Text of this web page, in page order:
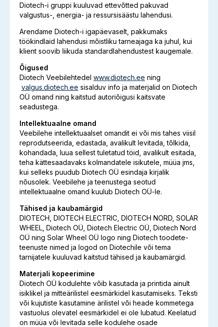
Diotech-i gruppi kuuluvad ettevõtted pakuvad
valgustus-, energia- ja ressursisäästu lahendusi.
Arendame Diotech-i igapäevaselt, pakkumaks
töökindlaid lahendusi mõistliku tarneajaga ka juhul, kui
klient soovib liikuda standardlahendustest kaugemale.
Õigused
Diotech Veebilehtedel www.diotech.ee ning
valgus.diotech.ee sisalduv info ja materjalid on Diotech
OÜ omand ning kaitstud autoriõigusi kaitsvate
seadustega.
Intellektuaalne omand
Veebilehe intellektuaalset omandit ei või mis tahes viisil
reprodutseerida, edastada, avalikult levitada, tõlkida,
kohandada, luua sellest tuletatud töid, avalikult esitada,
teha kättesaadavaks kolmandatele isikutele, müüa jms,
kui selleks puudub Diotech OÜ esindaja kirjalik
nõusolek. Veebilehe ja teenustega seotud
intellektuaalne omand kuulub Diotech OÜ-le.
Tähised ja kaubamärgid
DIOTECH, DIOTECH ELECTRIC, DIOTECH NORD, SOLAR
WHEEL, Diotech OÜ, Diotech Electric OÜ, Diotech Nord
OÜ ning Solar Wheel OÜ logo ning Diotech toodete-
teenuste nimed ja logod on Diotechile või tema
tarnijatele kuuluvad kaitstud tähised ja kaubamärgid.
Materjali kopeerimine
Diotech OÜ kodulehte võib kasutada ja printida ainult
isiklikel ja mitteärilistel eesmärkidel kasutamiseks. Teksti
või kujutiste kasutamine ärilistel või heade kommetega
vastuolus olevatel eesmärkidel ei ole lubatud. Keelatud
on müüa või levitada selle kodulehe osade